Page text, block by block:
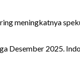
meningkatnya
2025.